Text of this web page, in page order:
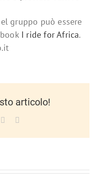
gruppo può essere
I ride for Africa.
articolo!
LinkedIn